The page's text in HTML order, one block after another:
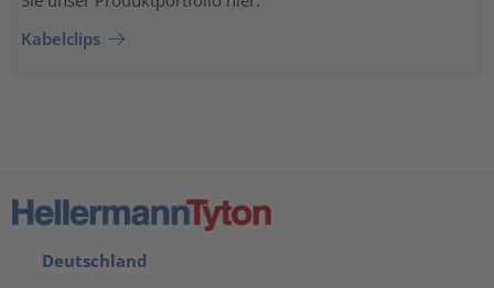
Kabelclips
Deutschland